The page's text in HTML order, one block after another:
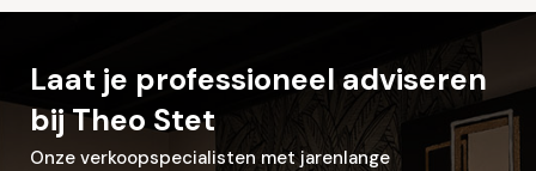
Laat je professioneel adviseren
bij Theo Stet
Onze verkoopspecialisten met jarenlange